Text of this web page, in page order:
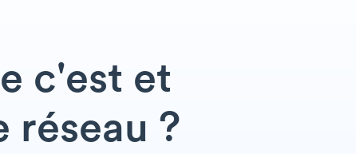
c'est et
réseau ?